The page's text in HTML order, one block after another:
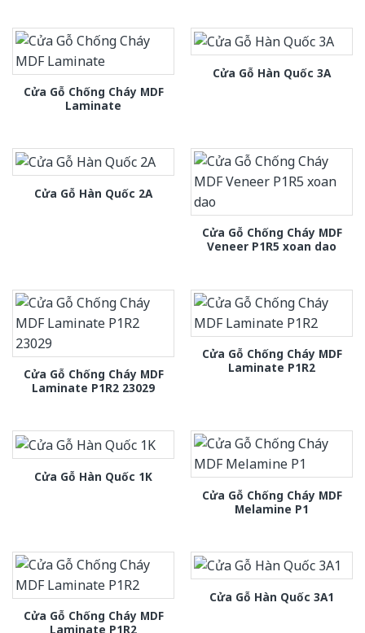
Cửa Gỗ Chống Cháy MDF
Laminate
Cửa Gỗ Hàn Quốc 3A
Cửa Gỗ Hàn Quốc 2A
Cửa Gỗ Chống Cháy MDF
Veneer P1R5 xoan dao
Cửa Gỗ Chống Cháy MDF
Laminate P1R2 23029
Cửa Gỗ Chống Cháy MDF
Laminate P1R2
Cửa Gỗ Hàn Quốc 1K
Cửa Gỗ Chống Cháy MDF
Melamine P1
Cửa Gỗ Chống Cháy MDF
Laminate P1R2
Cửa Gỗ Hàn Quốc 3A1